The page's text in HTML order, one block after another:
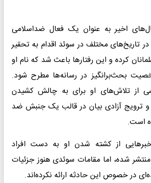
اخیر به عنوان یک فعال ضداسلامی
تاریخ‌های مختلف در سوئد اقدام به تحقیر
کرده و این رفتارها باعث شد که نام او
بحث‌برانگیز در رسانه‌ها مطرح شود.
از تلاش‌های او برای به چالش کشیدن
ترویج آزادی بیان در قالب یک جنبش ضد
است.
از کشته شدن او به دست افراد
شده، اما مقامات سوئدی هنوز جزئیات
در خصوص این حادثه ارائه نکرده‌اند.